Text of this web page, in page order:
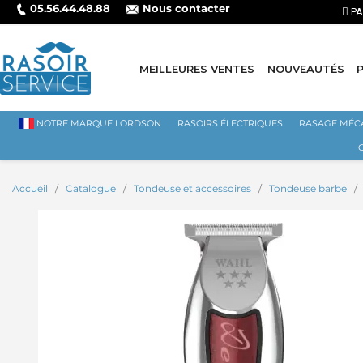
05.56.44.48.88 Nous contacter
MEILLEURES VENTES NOUVEAUTÉS
NOTRE MARQUE LORDSON RASOIRS ÉLECTRIQUES RASAGE
Accueil Catalogue Tondeuse et accessoires Tondeuse barbe